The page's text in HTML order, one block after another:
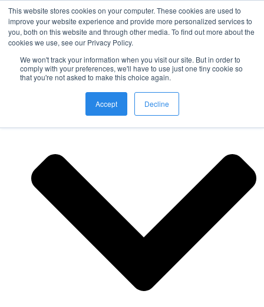
This website stores cookies on your computer. These cookies are used to
improve your website experience and provide more personalized services to
you, both on this website and through other media. To find out more about the
cookies we use, see our Privacy Policy.
We won't track your information when you visit our site. But in order to
comply with your preferences, we'll have to use just one tiny cookie so
that you're not asked to make this choice again.
Accept Decline
Nordic Sports Reutlingen
Navigation umschalten
Fitness